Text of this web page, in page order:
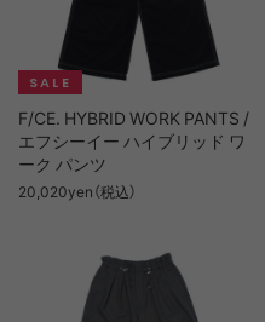
F/CE. HYBRID WORK PANTS /
エフシーイー ハイブリッド ワ
ーク パンツ
20,020yen（税込）